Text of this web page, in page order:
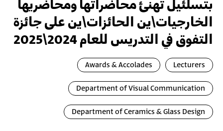
بتسلئيل تهنئ محاضراتها ومحاضريها
الخارجيات\ين الحائزات\ين على جائزة
التفوق في التدريس للعام 2024\2025
Lecturers
Awards & Accolades
Department of Visual Communication
Department of Ceramics & Glass Design